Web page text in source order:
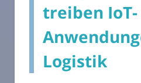
treiben IoT-
Logistik